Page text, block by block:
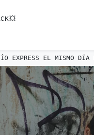
SANTIAGO ⚡️⚡️